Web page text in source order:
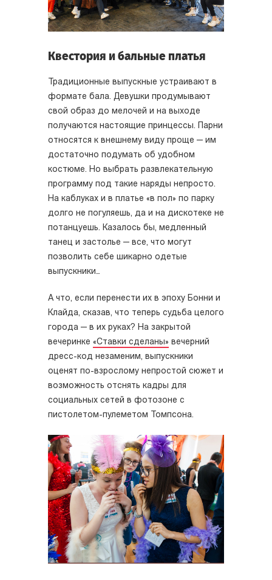
Квестория и бальные платья
Традиционные выпускные устраивают в
формате бала. Девушки продумывают
свой образ до мелочей и на выходе
получаются настоящие принцессы. Парни
относятся к внешнему виду проще — им
достаточно подумать об удобном
костюме. Но выбрать развлекательную
программу под такие наряды непросто.
На каблуках и в платье «в пол» по парку
долго не погуляешь, да и на дискотеке не
потанцуешь. Казалось бы, медленный
танец и застолье — все, что могут
позволить себе шикарно одетые
выпускники…
А что, если перенести их в эпоху Бонни и
Клайда, сказав, что теперь судьба целого
города — в их руках? На закрытой
вечеринке «Ставки сделаны» вечерний
дресс-код незаменим, выпускники
оценят по-взрослому непростой сюжет и
возможность отснять кадры для
социальных сетей в фотозоне с
пистолетом-пулеметом Томпсона.